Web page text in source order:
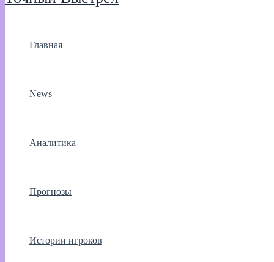
Главная
News
Аналитика
Прогнозы
Истории игроков